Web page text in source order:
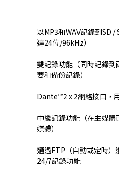
以MP3和WAV記錄到SD /
達24位/96kHz）
雙記錄功能（同時記錄到
要和備份記錄）
Dante™2 x 2網絡接口，
中繼記錄功能（在主媒
媒體）
通過FTP（自動或定時）
24/7記錄功能